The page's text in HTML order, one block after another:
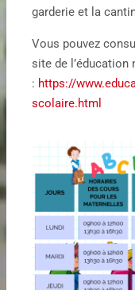
garderie et la
Vous pouvez
site de l’éducation
: https://
scolaire.html